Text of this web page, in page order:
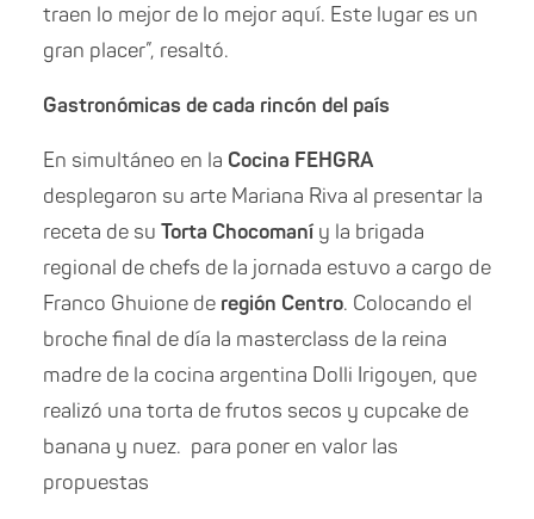
traen lo mejor de lo mejor aquí. Este lugar es un
gran placer”, resaltó.
Gastronómicas de cada rincón del país
En simultáneo en la Cocina FEHGRA
desplegaron su arte Mariana Riva al presentar la
receta de su Torta Chocomaní y la brigada
regional de chefs de la jornada estuvo a cargo de
Franco Ghuione de región Centro. Colocando el
broche final de día la masterclass de la reina
madre de la cocina argentina Dolli Irigoyen, que
realizó una torta de frutos secos y cupcake de
banana y nuez. para poner en valor las
propuestas